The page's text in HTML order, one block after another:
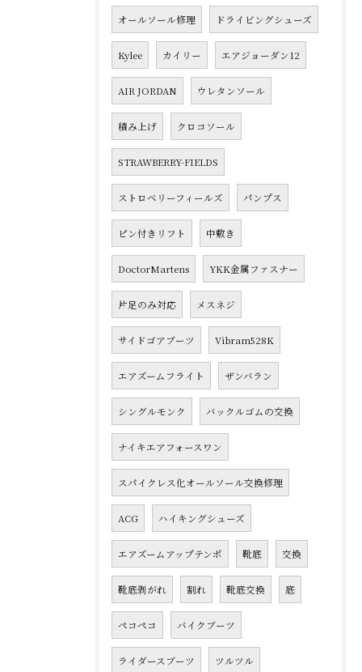
オールソール修理 ドライビングシューズ
Kylee カイリー エアジョーダン12
AIR JORDAN ウレタンソール
積み上げ クロコソール
STRAWBERRY-FIELDS
ストロベリーフィールズ パンプス
ピン付きリフト 中敷き
DoctorMartens YKK金属ファスナー
片足のみ対応 メスネジ
サイドゴアブーツ Vibram528K
エアズームフライト ザンバラン
シングルモンク バックルゴムの交換
ナイキエアフォースワン
スパイクレス化オールソール交換修理
ACG ハイキングシューズ
エアズームアップテンポ 靴底 交換
靴底剥がれ 割れ 靴底交換 底
ペコペコ バイクブーツ
ライダースブーツ ツルツル